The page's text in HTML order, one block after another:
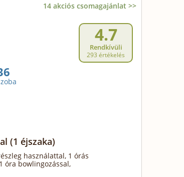
14 akciós csomagajánlat >>
4.7
Rendkívüli
293 értékelés
(1 éjszaka)
használattal, 1 órás
óra bowlingozással,